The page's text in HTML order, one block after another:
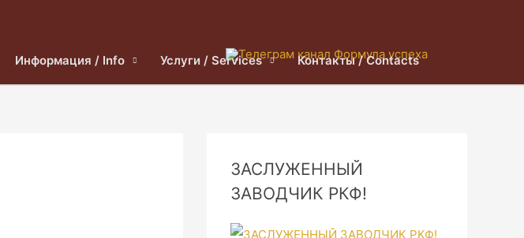
Информация / Info Услуги / Services Контакты / Contacts
ЗАСЛУЖЕННЫЙ
ЗАВОДЧИК РКФ!